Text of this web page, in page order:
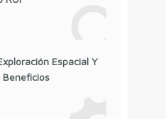
Espacial Y
Beneficios